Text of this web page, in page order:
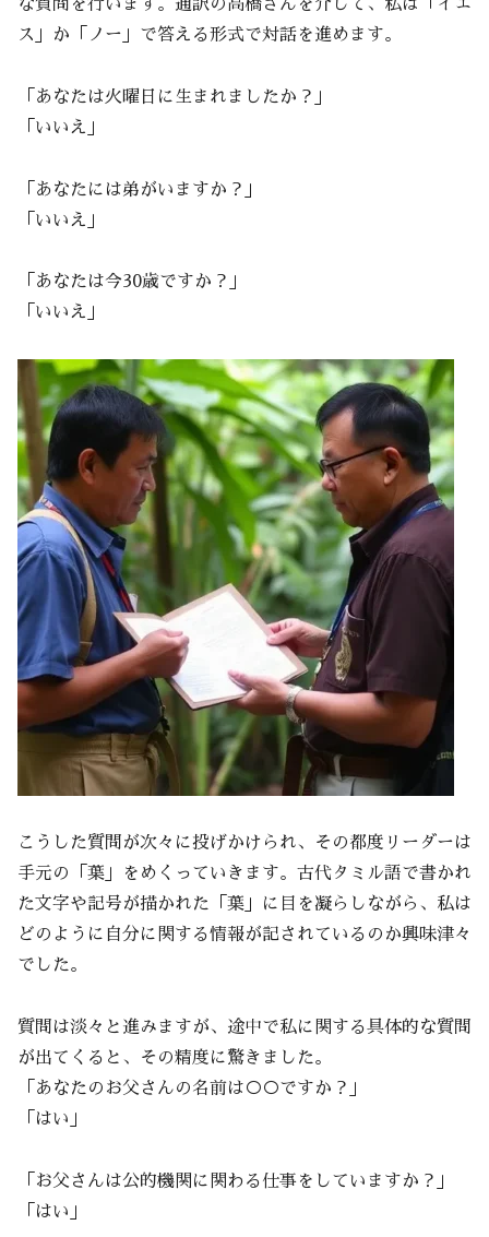
な質問を行います。通訳の高橋さんを介して、私は「イエ
ス」か「ノー」で答える形式で対話を進めます。
「あなたは火曜日に生まれましたか？」
「いいえ」
「あなたには弟がいますか？」
「いいえ」
「あなたは今30歳ですか？」
「いいえ」
こうした質問が次々に投げかけられ、その都度リーダーは
手元の「葉」をめくっていきます。古代タミル語で書かれ
た文字や記号が描かれた「葉」に目を凝らしながら、私は
どのように自分に関する情報が記されているのか興味津々
でした。
質問は淡々と進みますが、途中で私に関する具体的な質問
が出てくると、その精度に驚きました。
「あなたのお父さんの名前は○○ですか？」
「はい」
「お父さんは公的機関に関わる仕事をしていますか？」
「はい」